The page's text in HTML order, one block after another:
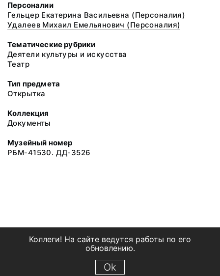
Персоналии
Гельцер Екатерина Васильевна (Персоналия)
Удалеев Михаил Емельянович (Персоналия)
Тематические рубрики
Деятели культуры и искусства
Театр
Тип предмета
Открытка
Коллекция
Документы
Музейный номер
РБМ-41530. ДД-3526
Коллеги! На сайте ведутся работы по его
обновлению.
Ok